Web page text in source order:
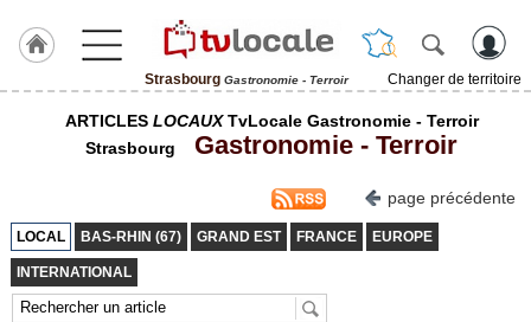
Strasbourg Gastronomie - Terroir
Changer de territoire
TvLocale
France
ARTICLES LOCAUXTvLocale Gastronomie - Terroir
Strasbourg
Gastronomie - Terroir
page précédente
LOCAL BAS-RHIN (67) GRAND EST FRANCE EUROPE
INTERNATIONAL